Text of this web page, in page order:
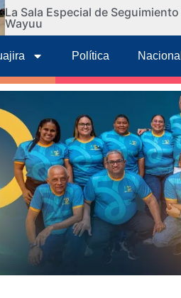
La Sala Especial de
Wayuu
Política Nacional